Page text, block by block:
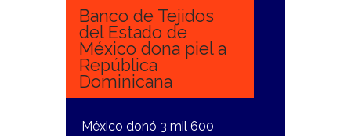
Banco de Tejidos
del Estado de
México dona piel a
República
Dominicana
México donó 3 mil 600